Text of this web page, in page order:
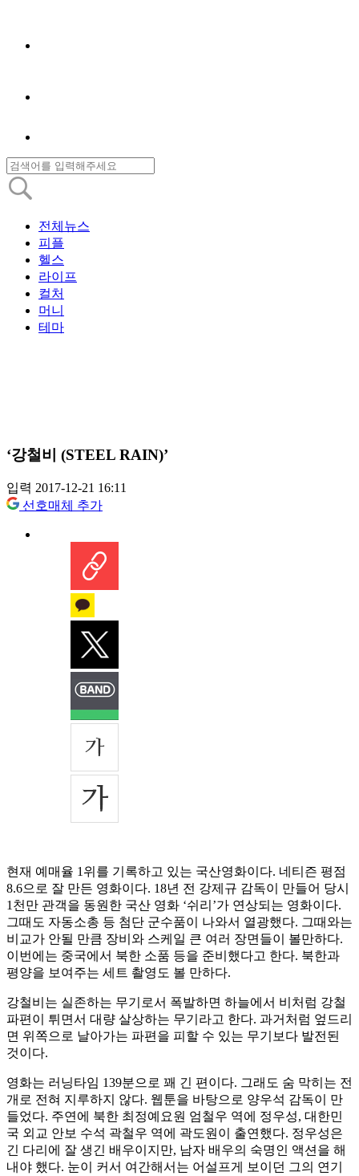
전체뉴스
피플
헬스
라이프
컬처
머니
테마
‘강철비 (STEEL RAIN)’
입력 2017-12-21 16:11
선호매체 추가
현재 예매율 1위를 기록하고 있는 국산영화이다. 네티즌 평점
8.6으로 잘 만든 영화이다. 18년 전 강제규 감독이 만들어 당시
1천만 관객을 동원한 국산 영화 ‘쉬리’가 연상되는 영화이다.
그때도 자동소총 등 첨단 군수품이 나와서 열광했다. 그때와는
비교가 안될 만큼 장비와 스케일 큰 여러 장면들이 볼만하다.
이번에는 중국에서 북한 소품 등을 준비했다고 한다. 북한과
평양을 보여주는 세트 촬영도 볼 만하다.
강철비는 실존하는 무기로서 폭발하면 하늘에서 비처럼 강철
파편이 튀면서 대량 살상하는 무기라고 한다. 과거처럼 엎드리
면 위쪽으로 날아가는 파편을 피할 수 있는 무기보다 발전된
것이다.
영화는 러닝타임 139분으로 꽤 긴 편이다. 그래도 숨 막히는 전
개로 전혀 지루하지 않다. 웹툰을 바탕으로 양우석 감독이 만
들었다. 주연에 북한 최정예요원 엄철우 역에 정우성, 대한민
국 외교 안보 수석 곽철우 역에 곽도원이 출연했다. 정우성은
긴 다리에 잘 생긴 배우이지만, 남자 배우의 숙명인 액션을 해
내야 했다. 눈이 커서 여간해서는 어설프게 보이던 그의 연기